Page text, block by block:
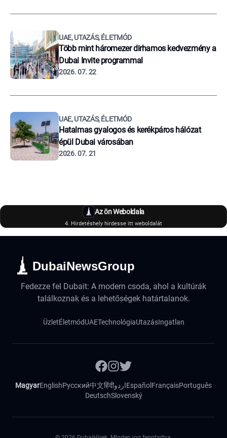
UAE, UTAZÁS, ÉLETMÓD
Több mint háromezer dirhamos kedvezmény a
Dubai Invite programmal
2026. 07. 22
UAE, UTAZÁS, ÉLETMÓD
Hatalmas gyalogos és kerékpáros hálózat
épül Dubai városában
2026. 07. 21
Az ön Weboldala
4. Hirdetéshely hirdesse itt weboldalát
DubaiNewsGroup
Fedezze fel Dubait: A modern csoda, ahol a kultúrák
találkoznak és a lehetőségek határtalanok.
ÜzletÉletmódUAETechnológiaUtazásIngatlan
MagyarEnglishРусский中文हिंदीاردوEspañol FrançaisPortuguês
DeutschSlovenský